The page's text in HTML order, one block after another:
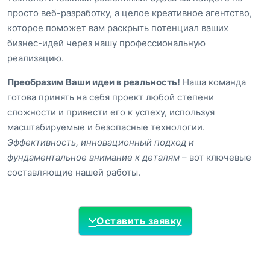
просто веб-разработку, а целое креативное агентство,
которое поможет вам раскрыть потенциал ваших
бизнес-идей через нашу профессиональную
реализацию.
Преобразим Ваши идеи в реальность! Наша команда
готова принять на себя проект любой степени
сложности и привести его к успеху, используя
масштабируемые и безопасные технологии.
Эффективность, инновационный подход и
фундаментальное внимание к деталям – вот ключевые
составляющие нашей работы.
Оставить заявку